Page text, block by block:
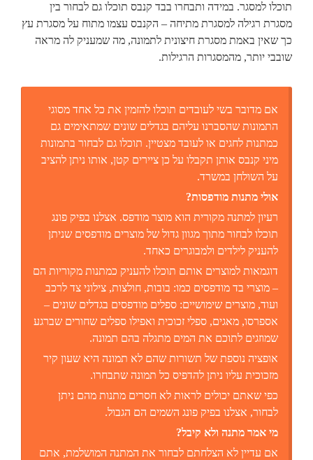
תוכלו למסגר. במידה ותבחרו בבד קנבס תוכלו גם לבחור בין
מסגרת רגילה למסגרת מתיחה – הקנבס עצמו מתוח על מסגרת עץ
כך שאין באמת מסגרת חיצונית לתמונה, מה שמעניק לה מראה
שובבי יותר, מהמסגרות הרגילות.
אם מדובר בשי לעובדים תוכלו להזמין את כל אחד מסוגי
התמונות שהסברנו עליהם בגדלים שונים שמתאימים גם
כמתנות לחגים או לעובד מצטיין. תוכלו גם לבחור בתמונות
מיני קנבס אותן תקבלו על כן ציירים קטן, אותו ניתן להציב
על השולחן במשרד.
אולי מתנות מודפסות?
רעיון למתנה מקורית הוא מוצר מודפס. אצלנו בפיק פונג
תוכלו לבחור מתוך מגוון גדול של מוצרים מודפסים שניתן
להעניק לילדים ולמבוגרים כאחד.
דוגמאות למוצרים אותם תוכלו להעניק כמתנות מקוריות הם
– מוצרי בד מודפסים כמו: בובות, חולצות, צילוני צד לרכב
ועוד, מוצרים שימושיים: ספלים מודפסים בגדלים שונים –
אספרסו, מאגים, ספלי זכוכית ואפילו ספלים שחורים שברגע
שמוזגים לתוכם את המים מתגלה בהם תמונה.
אופציה נוספת של תשורות שהם לא תמונה היא שעון קיר
מזכוכית עליו ניתן להדפיס כל תמונה שתבחרו.
כפי שאתם יכולים לראות לא חסרים מתנות מהם ניתן
לבחור, אצלנו בפיק פונג השמים הם הגבול.
מי אמר מתנה ולא קיבל?
אם עדיין לא הצלחתם לבחור את המתנה המושלמת, אתם